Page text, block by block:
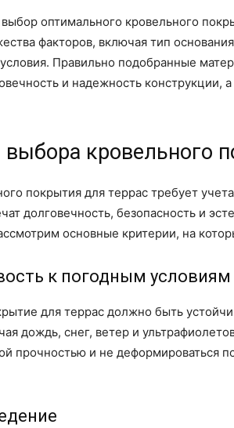
оптимального кровельного
факторов, включая тип
Правильно подобранные
и надежность конструкции,
выбора кровельного
покрытия для террас требует
долговечность, безопасность и
основные критерии, на
к погодным условиям
для террас должно быть
дождь, снег, ветер и
прочностью и не деформироваться